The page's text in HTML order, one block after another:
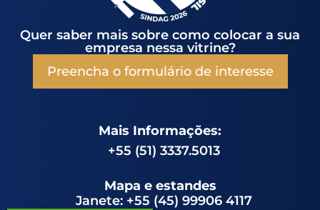
Quer saber mais sobre como colocar a sua
empresa nessa vitrine?
Preencha o formulário de interesse
Mais Informações:
+55 (51) 3337.5013
Mapa e estandes
Janete: +55 (45) 99906 4117